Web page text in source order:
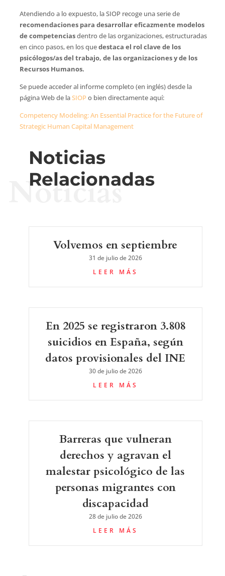
Atendiendo a lo expuesto, la SIOP recoge una serie de
recomendaciones para desarrollar eficazmente modelos
de competenciasdentro de las organizaciones, estructuradas
en cinco pasos, en los quedestaca el rol clave de los
psicólogos/as del trabajo, de las organizaciones y de los
Recursos Humanos.
Se puede acceder al informe completo (en inglés) desde la
página Web de laSIOPo bien directamente aquí:
Competency Modeling: An Essential Practice for the Future of
Strategic Human Capital Management
Noticias
Relacionadas
Noticias
Volvemos en septiembre
31 de julio de 2026
LEER MÁS
En 2025 se registraron 3.808
suicidios en España, según
datos provisionales del INE
30 de julio de 2026
LEER MÁS
Barreras que vulneran
derechos y agravan el
malestar psicológico de las
personas migrantes con
discapacidad
28 de julio de 2026
LEER MÁS